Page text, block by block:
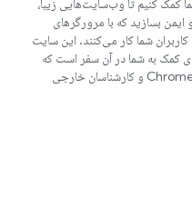
کنیم تا وب‌سایت‌هایی زیبا،
بسازید که با مرورگرهای
شما کار می‌کنند. این سایت
به شما در آن سفر است که
توسط اعضای تیم Chrome و کارشناسان خارجی